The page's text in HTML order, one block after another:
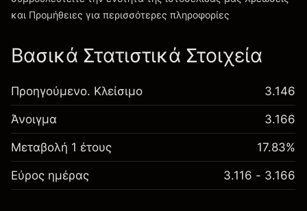
Χρεώσεις και Τέλη
και Προμήθειες για περισσότερες πληροφορίες
Βασικά Στατιστικά Στοιχεία
Προηγούμενο. Κλείσιμο 3.146
Άνοιγμα 3.166
Μεταβολή 1 έτους 17.83%
Εύρος ημέρας 3.116 - 3.166